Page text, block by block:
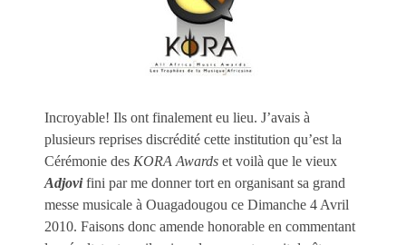
Incroyable! Ils ont finalement eu lieu. J’avais à
plusieurs reprises discrédité cette institution qu’est la
Cérémonie des KORA Awards et voilà que le vieux
Adjovifini par me donner tort en organisant sa grand
messe musicale à Ouagadougou ce Dimanche 4 Avril
2010. Faisons donc amende honorable en commentant